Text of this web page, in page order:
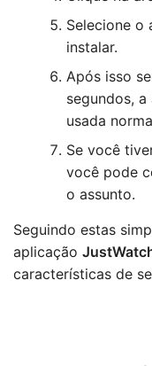
Selecione o
instalar.
Após isso
segundos,
usada
Se você
você pode
o assunto.
Seguindo estas
aplicação
características de